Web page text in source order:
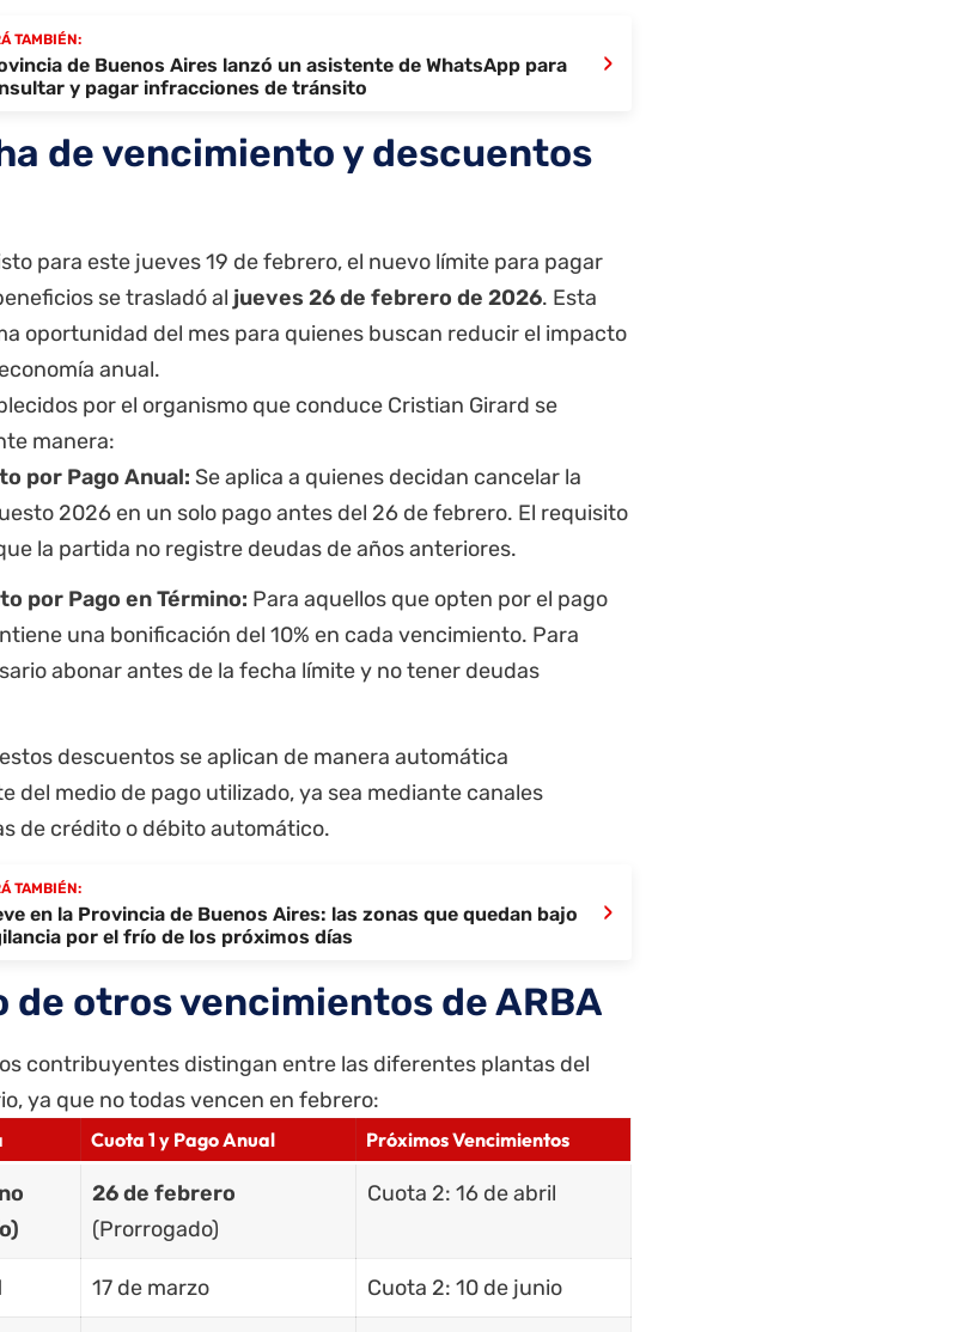
TAMBIÉN:
de Buenos Aires lanzó un asistente de WhatsApp para
y pagar infracciones de tránsito
›
de vencimiento y descuentos
para este jueves 19 de febrero, el nuevo límite para pagar
se trasladó al jueves 26 de febrero de 2026. Esta
oportunidad del mes para quienes buscan reducir el impacto
anual.
por el organismo que conduce Cristian Girard se
manera:
por Pago Anual: Se aplica a quienes decidan cancelar la
2026 en un solo pago antes del 26 de febrero. El requisito
la partida no registre deudas de años anteriores.
por Pago en Término: Para aquellos que opten por el pago
una bonificación del 10% en cada vencimiento. Para
abonar antes de la fecha límite y no tener deudas
descuentos se aplican de manera automática
del medio de pago utilizado, ya sea mediante canales
de crédito o débito automático.
TAMBIÉN:
en la Provincia de Buenos Aires: las zonas que quedan bajo
por el frío de los próximos días
›
de otros vencimientos de ARBA
contribuyentes distingan entre las diferentes plantas del
ya que no todas vencen en febrero:
Cuota 1 y Pago Anual Próximos Vencimientos
26 de febrero
(Prorrogado)
Cuota 2: 16 de abril
17 de marzo Cuota 2: 10 de junio